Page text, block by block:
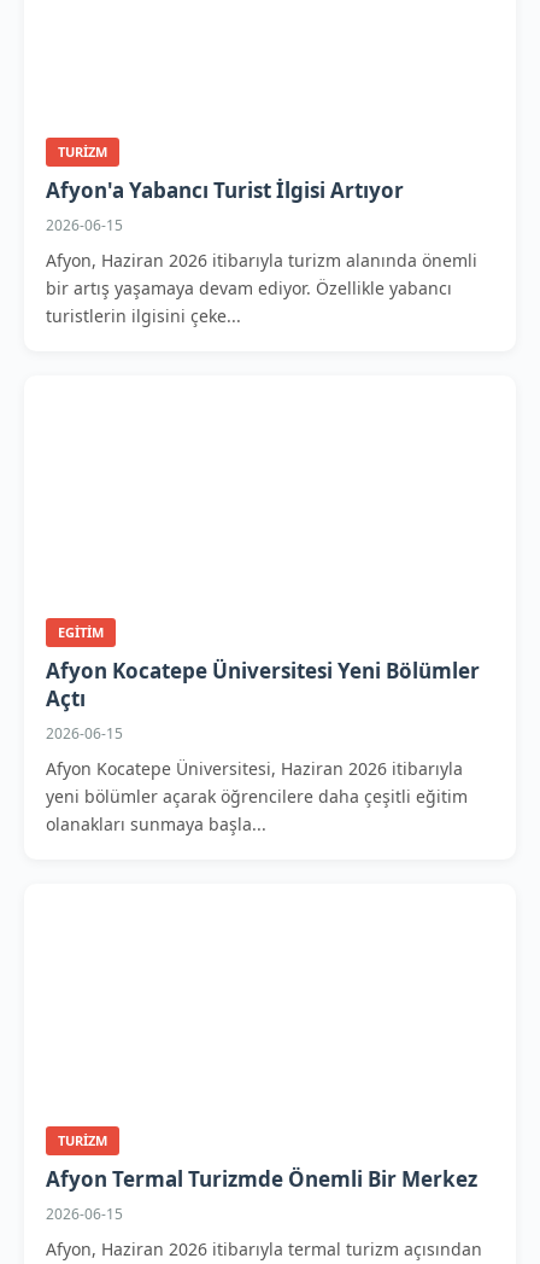
TURIZM
Afyon'a Yabancı Turist İlgisi Artıyor
2026-06-15
Afyon, Haziran 2026 itibarıyla turizm alanında önemli
bir artış yaşamaya devam ediyor. Özellikle yabancı
turistlerin ilgisini çeke...
EGITIM
Afyon Kocatepe Üniversitesi Yeni Bölümler
Açtı
2026-06-15
Afyon Kocatepe Üniversitesi, Haziran 2026 itibarıyla
yeni bölümler açarak öğrencilere daha çeşitli eğitim
olanakları sunmaya başla...
TURIZM
Afyon Termal Turizmde Önemli Bir Merkez
2026-06-15
Afyon, Haziran 2026 itibarıyla termal turizm açısından